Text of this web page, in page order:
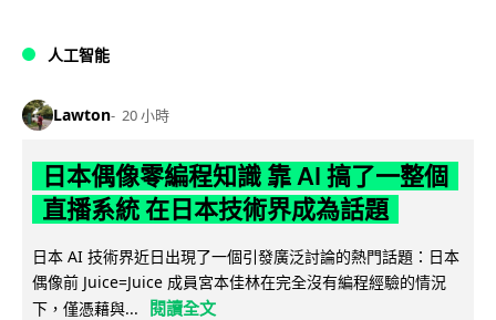
人工智能
Lawton 20 小時
日本偶像零編程知識 靠 AI 搞了一整個
直播系統 在日本技術界成為話題
日本 AI 技術界近日出現了一個引發廣泛討論的熱門話題：日本
偶像前 Juice=Juice 成員宮本佳林在完全沒有編程經驗的情況
下，僅憑藉與...
閱讀全文